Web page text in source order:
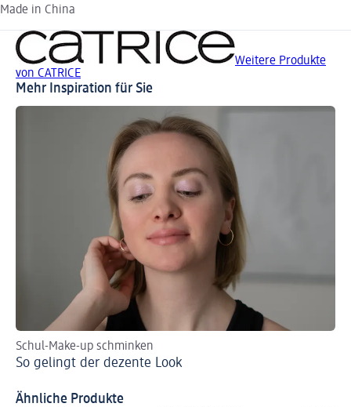
Made in China
Weitere Produkte
von CATRICE
Mehr Inspiration für Sie
Schul-Make-up schminken
So gelingt der dezente Look
Ähnliche Produkte